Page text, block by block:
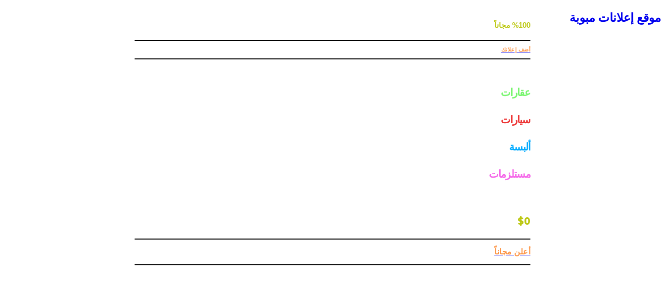
%100 مجاناً
أضف إعلانك
عقارات
سيارات
ألبسة
مستلزمات
$0
أعلن مجاناً
موقع إعلانات مبوبة